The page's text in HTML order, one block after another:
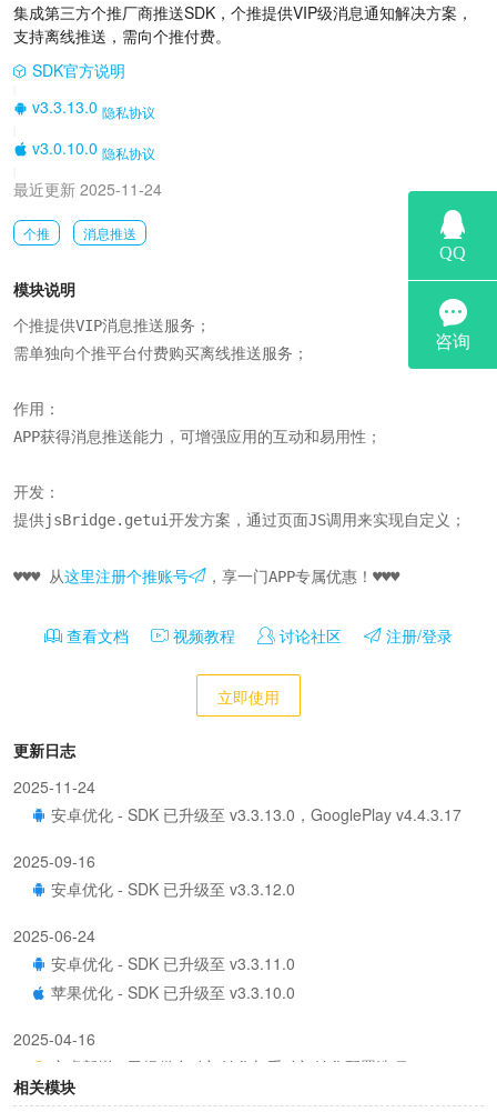
集成第三方个推厂商推送SDK，个推提供VIP级消息通知解决方案，
支持离线推送，需向个推付费。
SDK官方说明
v3.3.13.0 隐私协议
v3.0.10.0 隐私协议
最近更新 2025-11-24
个推 消息推送
模块说明
个推提供VIP消息推送服务；
需单独向个推平台付费购买离线推送服务；
作用：
APP获得消息推送能力，可增强应用的互动和易用性；
开发：
提供jsBridge.getui开发方案，通过页面JS调用来实现自定义；
♥♥♥ 从这里注册个推账号 ，享一门APP专属优惠！♥♥♥
查看文档 视频教程 讨论社区 注册/登录
立即使用
更新日志
2025-11-24
安卓优化 - SDK 已升级至 v3.3.13.0，GooglePlay v4.4.3.17
2025-09-16
安卓优化 - SDK 已升级至 v3.3.12.0
2025-06-24
安卓优化 - SDK 已升级至 v3.3.11.0
苹果优化 - SDK 已升级至 v3.3.10.0
2025-04-16
安卓新增 - 已提供自动初始化与手动初始化配置选项
安卓新增 - 已提供手动初始 js 接口 initSdk
相关模块